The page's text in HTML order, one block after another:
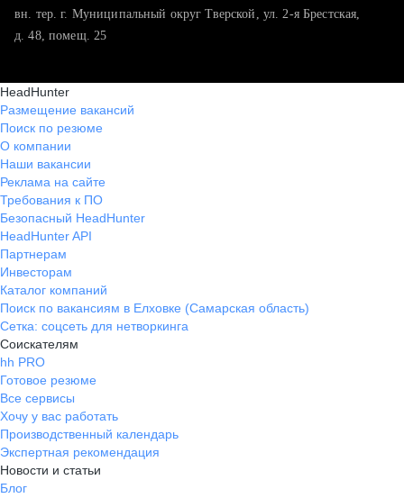
вн. тер. г. Муниципальный округ Тверской, ул. 2-я Брестская,
д. 48, помещ. 25
HeadHunter
Размещение вакансий
Поиск по резюме
О компании
Наши вакансии
Реклама на сайте
Требования к ПО
Безопасный HeadHunter
HeadHunter API
Партнерам
Инвесторам
Каталог компаний
Поиск по вакансиям в Елховке (Самарская область)
Сетка: соцсеть для нетворкинга
Соискателям
hh PRO
Готовое резюме
Все сервисы
Хочу у вас работать
Производственный календарь
Экспертная рекомендация
Новости и статьи
Блог